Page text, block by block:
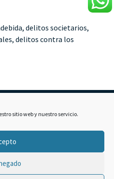
sitio web y nuestro servicio.
delitos societarios,
delitos contra los
Entreplanta, 15706,
Correo:
+34 981 52 52 77